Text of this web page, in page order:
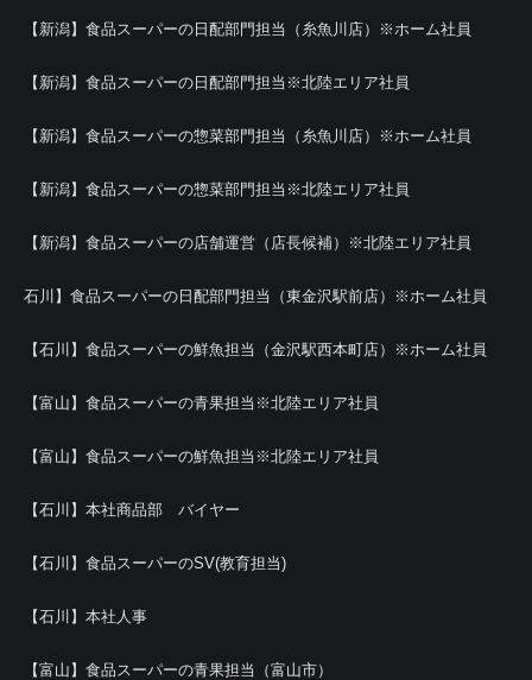
【新潟】食品スーパーの日配部門担当（糸魚川店）※ホーム社員
【新潟】食品スーパーの日配部門担当※北陸エリア社員
【新潟】食品スーパーの惣菜部門担当（糸魚川店）※ホーム社員
【新潟】食品スーパーの惣菜部門担当※北陸エリア社員
【新潟】食品スーパーの店舗運営（店長候補）※北陸エリア社員
石川】食品スーパーの日配部門担当（東金沢駅前店）※ホーム社員
【石川】食品スーパーの鮮魚担当（金沢駅西本町店）※ホーム社員
【富山】食品スーパーの青果担当※北陸エリア社員
【富山】食品スーパーの鮮魚担当※北陸エリア社員
【石川】本社商品部 バイヤー
【石川】食品スーパーのSV(教育担当)
【石川】本社人事
【富山】食品スーパーの青果担当（富山市）